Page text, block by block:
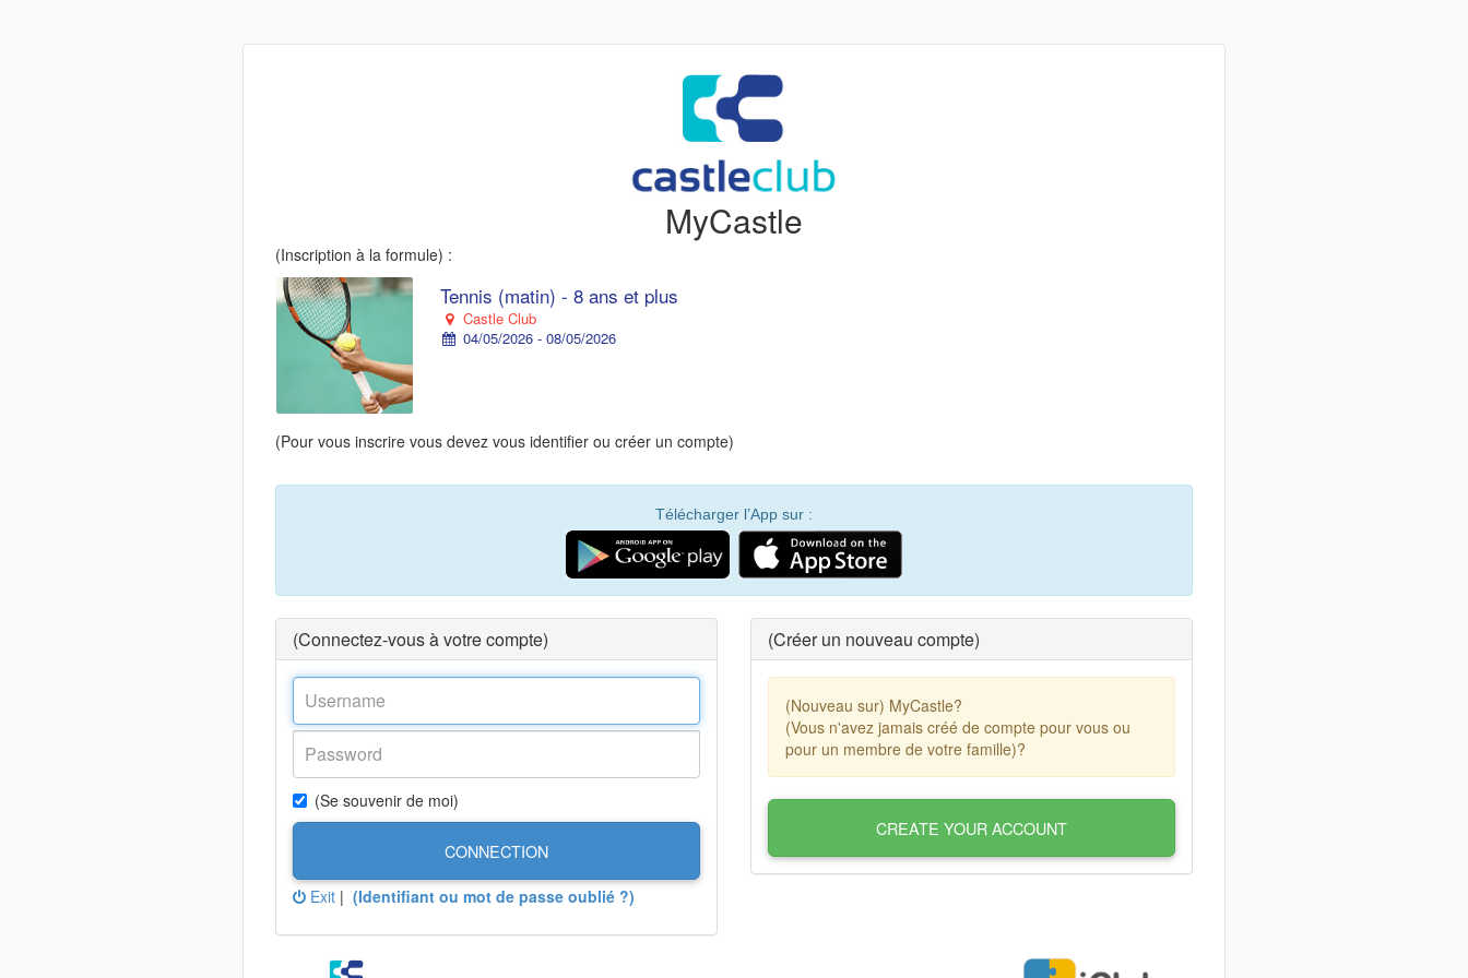
MyCastle
(Inscription à la formule) :
Tennis (matin) - 8 ans et plus
Castle Club
04/05/2026 - 08/05/2026
(Pour vous inscrire vous devez vous identifier ou créer un compte)
Télécharger l’App sur :
(Connectez-vous à votre compte)
(Se souvenir de moi)
CONNECTION
Exit | (Identifiant ou mot de passe oublié ?)
(Créer un nouveau compte)
(Nouveau sur) MyCastle?
(Vous n'avez jamais créé de compte pour vous ou
pour un membre de votre famille)?
CREATE YOUR ACCOUNT